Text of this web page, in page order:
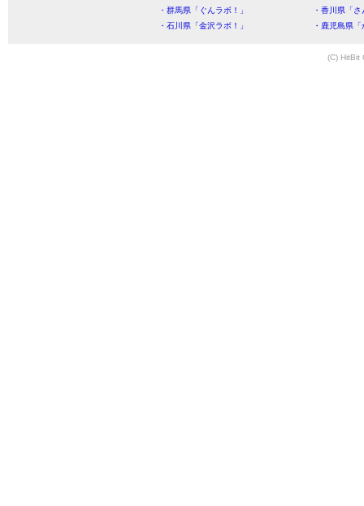
・群馬県「ぐんラボ！」
・香川県「
・石川県「金沢ラボ！」
・鹿児島県
(C) HitBit